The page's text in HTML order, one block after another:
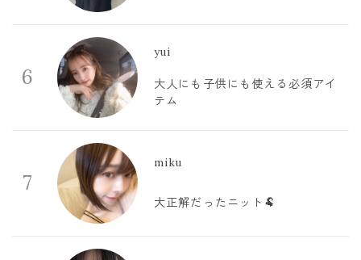
6
yui
大人にも子供にも使える必須アイ
テム
7
miku
大正解だったニット🐏